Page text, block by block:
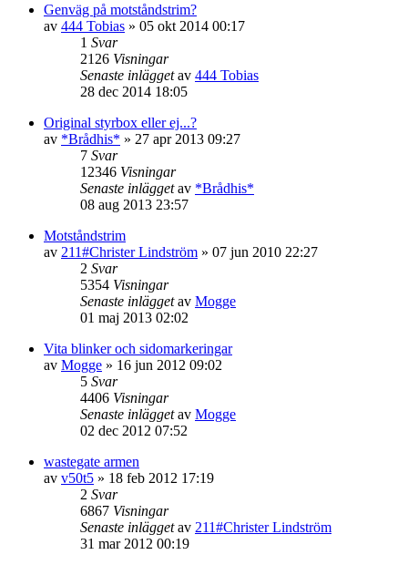
Genväg på motståndstrim?
av 444 Tobias » 05 okt 2014 00:17
1 Svar
2126 Visningar
Senaste inläggetav 444 Tobias
28 dec 2014 18:05
Original styrbox eller ej...?
av *Brådhis* » 27 apr 2013 09:27
7 Svar
12346 Visningar
Senaste inläggetav *Brådhis*
08 aug 2013 23:57
Motståndstrim
av 211#Christer Lindström » 07 jun 2010 22:27
2 Svar
5354 Visningar
Senaste inläggetav Mogge
01 maj 2013 02:02
Vita blinker och sidomarkeringar
av Mogge » 16 jun 2012 09:02
5 Svar
4406 Visningar
Senaste inläggetav Mogge
02 dec 2012 07:52
wastegate armen
av v50t5 » 18 feb 2012 17:19
2 Svar
6867 Visningar
Senaste inläggetav 211#Christer Lindström
31 mar 2012 00:19